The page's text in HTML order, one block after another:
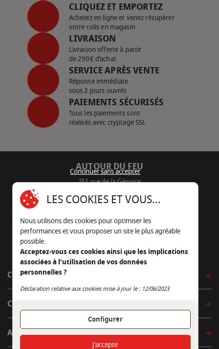
CLIQUEZ ET EMPORTEZ
Achetez en ligne et venez récupérer
votre colis en magasin
LIVRAISON
Livraison offerte à partir
de 299€ d’achat
SERVICE APRÈS VENTE
Réponse immédiate
sous 2 jours ouvrés
PAIEMENTS SÉCURISÉS
Tous les paiements sont
réalisés avec cryptage SSL
AUTOUR DU FEU
251 rue de la Génoise
05 45 22 98 09
Nous envoyer un e-mail
CÔTÉ OUTDOOR
CÔTÉ INDOOR
AUTOUR DE LA TABLE
Continuer sans accepter
LES COOKIES ET VOUS...
Nous utilisons des cookies pour optimiser les
performances et vous proposer un site le plus agréable
possible.
Acceptez-vous ces cookies ainsi que les implications
associées à l'utilisation de vos données
personnelles ?
Déclaration relative aux cookies mise à jour le : 12/06/2023
Configurer
Continuer sans accepter
J'accepte